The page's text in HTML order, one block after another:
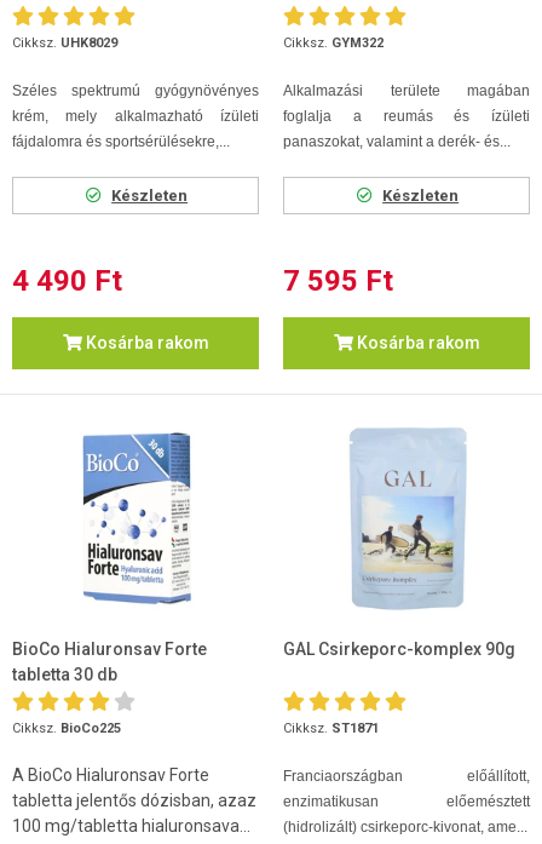
Cikksz. UHK8029
Széles spektrumú gyógynövényes
krém, mely alkalmazható ízületi
fájdalomra és sportsérülésekre,...
Készleten
4 490 Ft
Kosárba rakom
Cikksz. GYM322
Alkalmazási területe magában
foglalja a reumás és ízületi
panaszokat, valamint a derék- és...
Készleten
7 595 Ft
Kosárba rakom
BioCo Hialuronsav Forte
tabletta 30 db
Cikksz. BioCo225
A BioCo Hialuronsav Forte
tabletta jelentős dózisban, azaz
100 mg/tabletta hialuronsava...
GAL Csirkeporc-komplex 90g
Cikksz. ST1871
Franciaországban előállított,
enzimatikusan előemésztett
(hidrolizált) csirkeporc-kivonat, ame...